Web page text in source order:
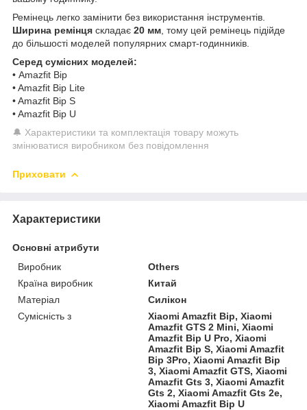
Ремінець легко замінити без використання інструментів.
Ширина ремінця складає 20 мм , тому цей ремінець підійде
до більшості моделей популярних смарт-годинників.
Серед сумісних моделей:
• Amazfit Bip
• Amazfit Bip Lite
• Amazfit Bip S
• Amazfit Bip U
🔔 Характеристики та комплектація товару можуть
змінюватися виробником без повідомлення
Приховати
Характеристики
Основні атрибути
Виробник
Others
Країна виробник
Китай
Матеріал
Силікон
Сумісність з
Xiaomi Amazfit Bip, Xiaomi
Amazfit GTS 2 Mini, Xiaomi
Amazfit Bip U Pro, Xiaomi
Amazfit Bip S, Xiaomi Amazfit
Bip 3Pro, Xiaomi Amazfit Bip
3, Xiaomi Amazfit GTS, Xiaomi
Amazfit Gts 3, Xiaomi Amazfit
Gts 2, Xiaomi Amazfit Gts 2e,
Xiaomi Amazfit Bip U